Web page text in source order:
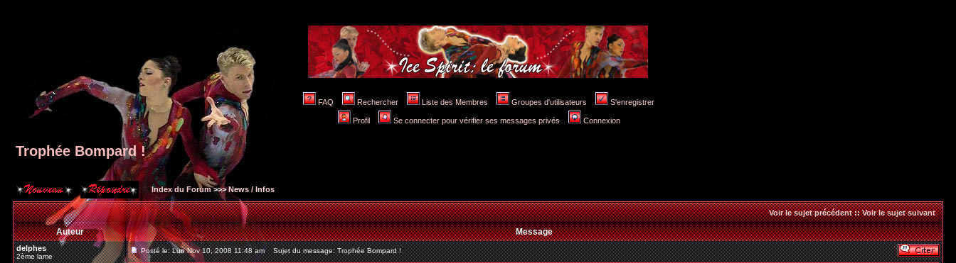
FAQ Rechercher Liste des Membres Groupes d'utilisateurs S'enregistrer
Profil Se connecter pour vérifier ses messages privés Connexion
Trophée Bompard !
Index du Forum>>>News / Infos
Voir le sujet précédent::Voir le sujet suivant
Auteur Message
delphes
2ème lame
Posté le: Lun Nov 10, 2008 11:48 am Sujet du message: Trophée Bompard !